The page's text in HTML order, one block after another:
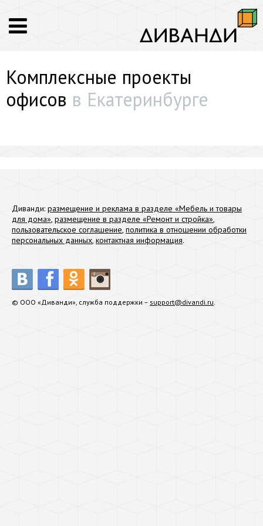
Комплексные проекты
офисов в Екатеринбурге
Диванди: размещение и реклама в разделе «Мебель и товары
для дома», размещение в разделе «Ремонт и стройка»,
пользовательское соглашение, политика в отношении обработки
персональных данных, контактная информация.
© ООО «Диванди», служба поддержки – support@divandi.ru.